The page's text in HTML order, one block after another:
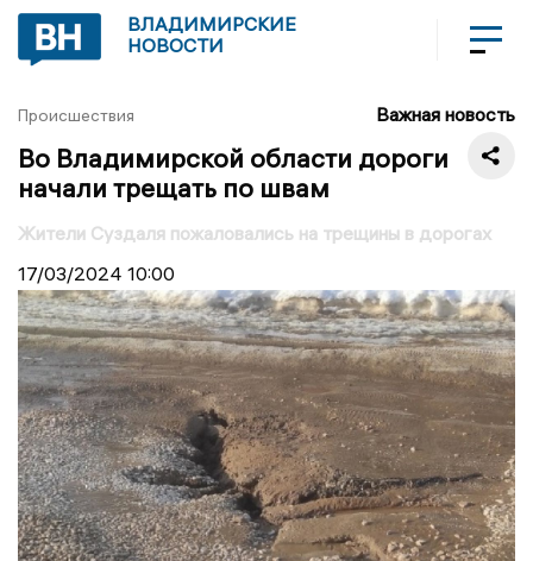
ВЛАДИМИРСКИЕ
НОВОСТИ
Происшествия Важная новость
Во Владимирской области дороги
начали трещать по швам
Жители Суздаля пожаловались на трещины в дорогах
17/03/2024 10:00